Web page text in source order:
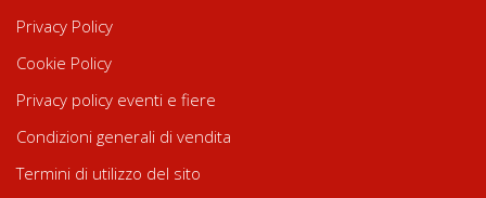
Privacy Policy
Cookie Policy
Privacy policy eventi e fiere
Condizioni generali di vendita
Termini di utilizzo del sito